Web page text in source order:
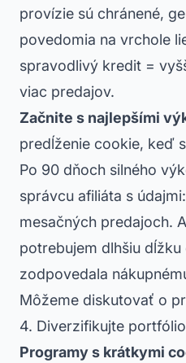
provízie sú chránené,
povedomia na vrchole
spravodlivý kredit =
viac predajov.
Začnite s najlepšími
predĺženie cookie, keď
Po 90 dňoch silného
správcu afiliáta s
mesačných predajoch.
potrebujem dlhšiu
zodpovedala
Môžeme diskutovať o
4. Diverzifikujte
Programy s krátkymi